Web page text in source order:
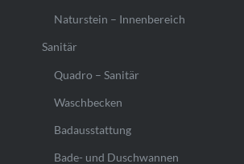
Naturstein – Innenbereich
Sanitär
Quadro – Sanitär
Waschbecken
Badausstattung
Bade- und Duschwannen